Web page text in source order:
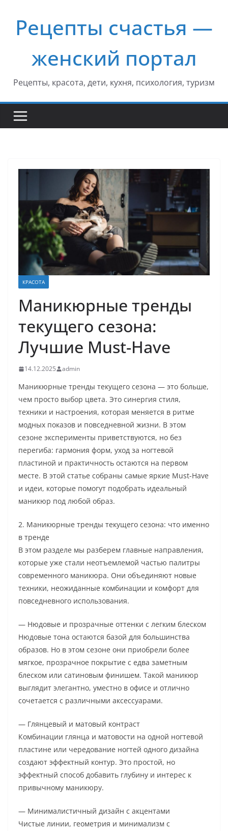
содержимому
Рецепты счастья —
женский портал
Рецепты, красота, дети, кухня, психология, туризм
КРАСОТА
Маникюрные тренды
текущего сезона:
Лучшие Must-Have
14.12.2025 admin
Маникюрные тренды текущего сезона — это больше,
чем просто выбор цвета. Это синергия стиля,
техники и настроения, которая меняется в ритме
модных показов и повседневной жизни. В этом
сезоне эксперименты приветствуются, но без
перегиба: гармония форм, уход за ногтевой
пластиной и практичность остаются на первом
месте. В этой статье собраны самые яркие Must-Have
и идеи, которые помогут подобрать идеальный
маникюр под любой образ.
2. Маникюрные тренды текущего сезона: что именно
в тренде
В этом разделе мы разберем главные направления,
которые уже стали неотъемлемой частью палитры
современного маникюра. Они объединяют новые
техники, неожиданные комбинации и комфорт для
повседневного использования.
— Нюдовые и прозрачные оттенки с легким блеском
Нюдовые тона остаются базой для большинства
образов. Но в этом сезоне они приобрели более
мягкое, прозрачное покрытие с едва заметным
блеском или сатиновым финишем. Такой маникюр
выглядит элегантно, уместно в офисе и отлично
сочетается с различными аксессуарами.
— Глянцевый и матовый контраст
Комбинации глянца и матовости на одной ногтевой
пластине или чередование ногтей одного дизайна
создают эффектный контур. Это простой, но
эффектный способ добавить глубину и интерес к
привычному маникюру.
— Минималистичный дизайн с акцентами
Чистые линии, геометрия и минимализм с